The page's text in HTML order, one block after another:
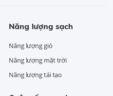
Năng lượng sạch
Năng lượng gió
Năng lượng mặt trời
Năng lượng tái tạo